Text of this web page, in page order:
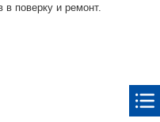
в поверку и ремонт.